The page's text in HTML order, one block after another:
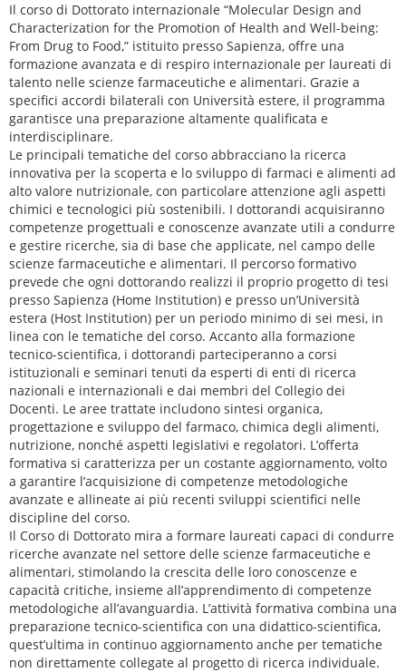
Il corso di Dottorato internazionale “Molecular Design and
Characterization for the Promotion of Health and Well-being:
From Drug to Food,” istituito presso Sapienza, offre una
formazione avanzata e di respiro internazionale per laureati di
talento nelle scienze farmaceutiche e alimentari. Grazie a
specifici accordi bilaterali con Università estere, il programma
garantisce una preparazione altamente qualificata e
interdisciplinare.
Le principali tematiche del corso abbracciano la ricerca
innovativa per la scoperta e lo sviluppo di farmaci e alimenti ad
alto valore nutrizionale, con particolare attenzione agli aspetti
chimici e tecnologici più sostenibili. I dottorandi acquisiranno
competenze progettuali e conoscenze avanzate utili a condurre
e gestire ricerche, sia di base che applicate, nel campo delle
scienze farmaceutiche e alimentari. Il percorso formativo
prevede che ogni dottorando realizzi il proprio progetto di tesi
presso Sapienza (Home Institution) e presso un’Università
estera (Host Institution) per un periodo minimo di sei mesi, in
linea con le tematiche del corso. Accanto alla formazione
tecnico-scientifica, i dottorandi parteciperanno a corsi
istituzionali e seminari tenuti da esperti di enti di ricerca
nazionali e internazionali e dai membri del Collegio dei
Docenti. Le aree trattate includono sintesi organica,
progettazione e sviluppo del farmaco, chimica degli alimenti,
nutrizione, nonché aspetti legislativi e regolatori. L’offerta
formativa si caratterizza per un costante aggiornamento, volto
a garantire l’acquisizione di competenze metodologiche
avanzate e allineate ai più recenti sviluppi scientifici nelle
discipline del corso.
Il Corso di Dottorato mira a formare laureati capaci di condurre
ricerche avanzate nel settore delle scienze farmaceutiche e
alimentari, stimolando la crescita delle loro conoscenze e
capacità critiche, insieme all’apprendimento di competenze
metodologiche all’avanguardia. L’attività formativa combina una
preparazione tecnico-scientifica con una didattico-scientifica,
quest’ultima in continuo aggiornamento anche per tematiche
non direttamente collegate al progetto di ricerca individuale.